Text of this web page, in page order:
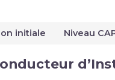
initiale Niveau